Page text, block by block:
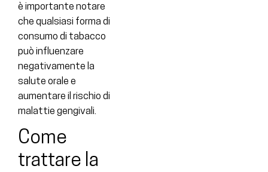
è importante notare
che qualsiasi forma di
consumo di tabacco
può influenzare
negativamente la
salute orale e
aumentare il rischio di
malattie gengivali.
Come
trattare la